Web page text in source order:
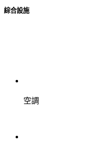
綜合設施
空調